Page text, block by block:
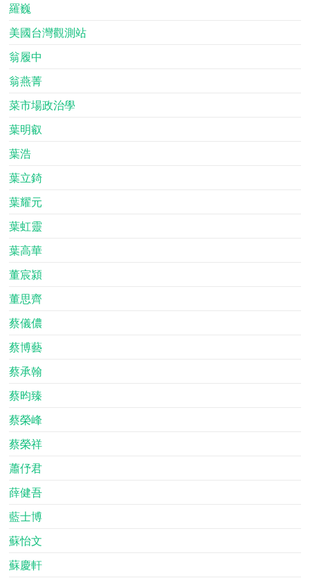
羅巍
美國台灣觀測站
翁履中
翁燕菁
菜市場政治學
葉明叡
葉浩
葉立錡
葉耀元
葉虹靈
葉高華
董宸潁
董思齊
蔡儀儂
蔡博藝
蔡承翰
蔡昀臻
蔡榮峰
蔡榮祥
蕭伃君
薛健吾
藍士博
蘇怡文
蘇慶軒